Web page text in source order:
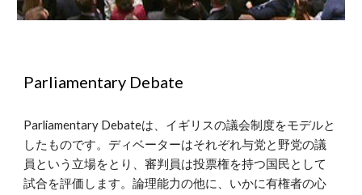
Parliamentary Debate
Parliamentary Debateは、イギリスの議会制度をモデルと
したものです。ディベーターはそれぞれ与党と野党の議
員という立場をとり、審判員は投票権を持つ国民として
試合を評価します。論理能力の他に、いかに有権者の心